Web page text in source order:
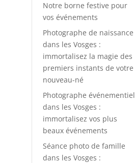
Notre borne festive pour
vos événements
Photographe de naissance
dans les Vosges :
immortalisez la magie des
premiers instants de votre
nouveau-né
Photographe événementiel
dans les Vosges :
immortalisez vos plus
beaux événements
Séance photo de famille
dans les Vosges :